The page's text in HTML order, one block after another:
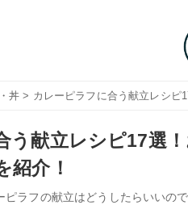
丼 > カレーピラフに合う献立レシピ
う献立レシピ17選
紹介！
ピラフの献立はどうしたらいいの